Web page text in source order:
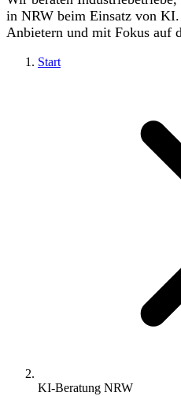
in NRW beim Einsatz von
Anbietern und mit Fokus auf
Start
KI-Beratung NRW